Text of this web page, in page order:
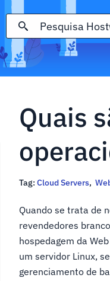
Quais
Tag: Cloud Servers,
Quando se trata de
revendedores
hospedagem da
um servidor Linux,
gerenciamento de